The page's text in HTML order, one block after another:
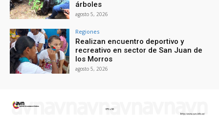
árboles
agosto 5, 2026
Regiones
Realizan encuentro deportivo y
recreativo en sector de San Juan de
los Morros
agosto 5, 2026